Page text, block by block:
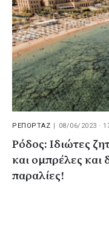
ΡΕΠΟΡΤΑΖ | 08/06/2023 ·
Ρόδος: Ιδιώτες
και ομπρέλες και
παραλίες!